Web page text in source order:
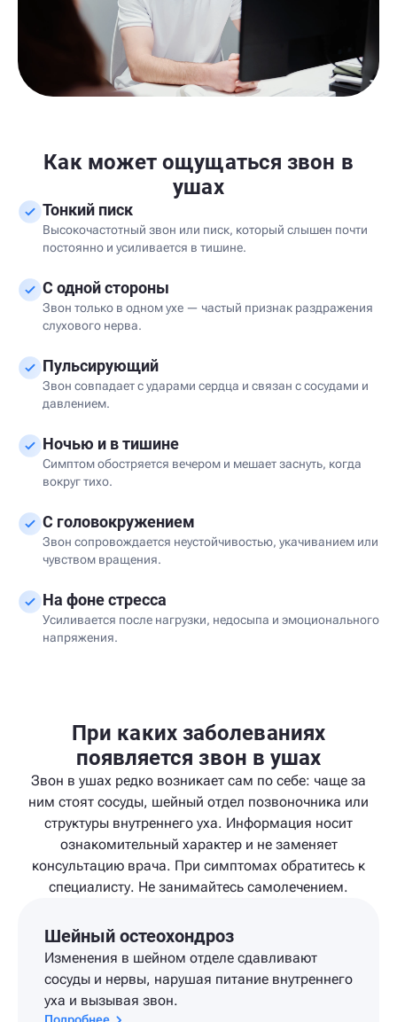
Как может ощущаться звон в
ушах
Тонкий писк
Высокочастотный звон или писк, который слышен почти
постоянно и усиливается в тишине.
С одной стороны
Звон только в одном ухе — частый признак раздражения
слухового нерва.
Пульсирующий
Звон совпадает с ударами сердца и связан с сосудами и
давлением.
Ночью и в тишине
Симптом обостряется вечером и мешает заснуть, когда
вокруг тихо.
С головокружением
Звон сопровождается неустойчивостью, укачиванием или
чувством вращения.
На фоне стресса
Усиливается после нагрузки, недосыпа и эмоционального
напряжения.
При каких заболеваниях
появляется звон в ушах
Звон в ушах редко возникает сам по себе: чаще за
ним стоят сосуды, шейный отдел позвоночника или
структуры внутреннего уха. Информация носит
ознакомительный характер и не заменяет
консультацию врача. При симптомах обратитесь к
специалисту. Не занимайтесь самолечением.
Шейный остеохондроз
Изменения в шейном отделе сдавливают
сосуды и нервы, нарушая питание внутреннего
уха и вызывая звон.